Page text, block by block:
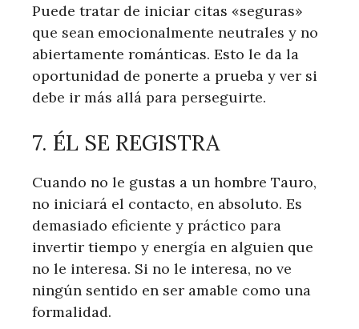
Puede tratar de iniciar citas «seguras»
que sean emocionalmente neutrales y no
abiertamente románticas. Esto le da la
oportunidad de ponerte a prueba y ver si
debe ir más allá para perseguirte.
7. ÉL SE REGISTRA
Cuando no le gustas a un hombre Tauro,
no iniciará el contacto, en absoluto. Es
demasiado eficiente y práctico para
invertir tiempo y energía en alguien que
no le interesa. Si no le interesa, no ve
ningún sentido en ser amable como una
formalidad.